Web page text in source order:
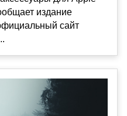
издание
сайт